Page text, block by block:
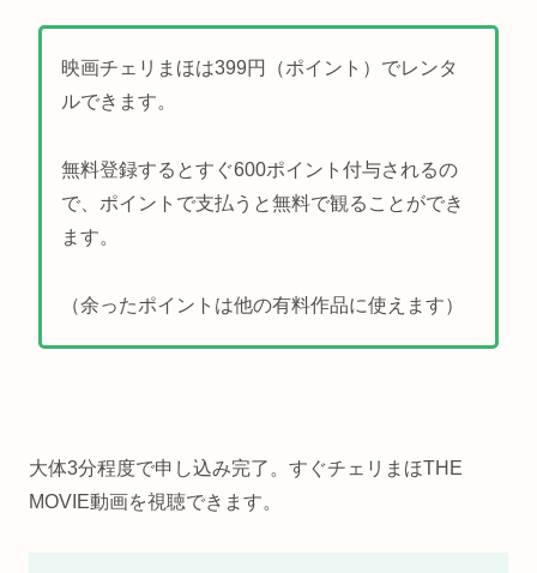
映画チェリまほは399円（ポイント）でレンタ
ルできます。
無料登録するとすぐ600ポイント付与されるの
で、ポイントで支払うと無料で観ることができ
ます。
（余ったポイントは他の有料作品に使えます）
大体3分程度で申し込み完了。すぐチェリまほTHE
MOVIE動画を視聴できます。